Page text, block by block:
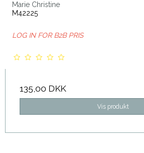
Marie Christine
M42225
LOG IN FOR B2B PRIS
135,00 DKK
Vis produkt